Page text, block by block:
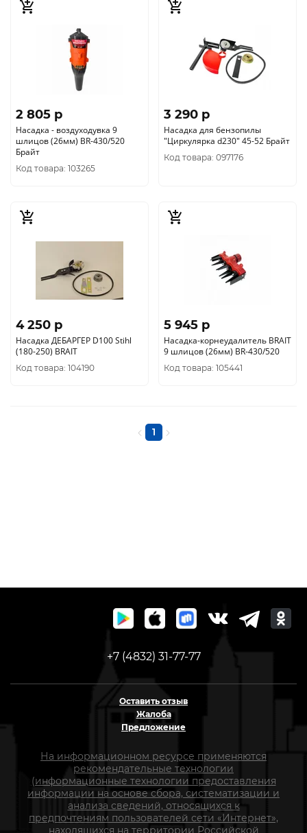
2 805 p
Насадка - воздуходувка 9
шлицов (26мм) BR-430/520
Брайт
Код товара: 103265
3 290 p
Насадка для бензопилы
"Циркулярка d230" 45-52 Брайт
Код товара: 097176
4 250 p
Насадка ДЕБАРГЕР D100 Stihl
(180-250) BRAIT
Код товара: 104190
5 945 p
Насадка-корнеудалитель BRAIT
9 шлицов (26мм) BR-430/520
Код товара: 105441
1
+7 (4832) 31-77-77
Оставить отзыв
Жалоба
Предложение
На информационном ресурсе применяются
рекомендательные технологии
(информационные технологии предоставления
информации на основе сбора, систематизации и
анализа сведений, относящихся к
предпочтениям пользователей сети «Интернет»,
находящихся на территории Российской